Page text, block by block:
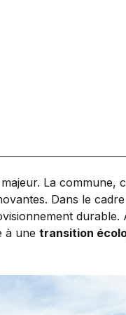
La commune,
Dans le
durable.
à une transition